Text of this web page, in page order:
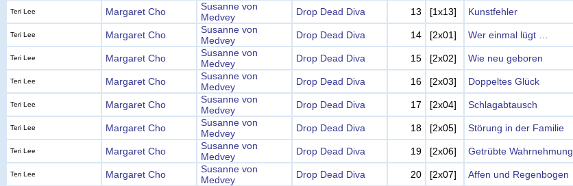
Teri Lee Margaret Cho
Susanne von
Medvey
Drop Dead Diva 13 [1x13] Kunstfehler
Teri Lee Margaret Cho
Susanne von
Medvey
Drop Dead Diva 14 [2x01] Wer einmal lügt …
Teri Lee Margaret Cho
Susanne von
Medvey
Drop Dead Diva 15 [2x02] Wie neu geboren
Teri Lee Margaret Cho
Susanne von
Medvey
Drop Dead Diva 16 [2x03] Doppeltes Glück
Teri Lee Margaret Cho
Susanne von
Medvey
Drop Dead Diva 17 [2x04] Schlagabtausch
Teri Lee Margaret Cho
Susanne von
Medvey
Drop Dead Diva 18 [2x05] Störung in der Familie
Teri Lee Margaret Cho
Susanne von
Medvey
Drop Dead Diva 19 [2x06] Getrübte Wahrnehmung
Teri Lee Margaret Cho
Susanne von
Medvey
Drop Dead Diva 20 [2x07] Affen und Regenbogen